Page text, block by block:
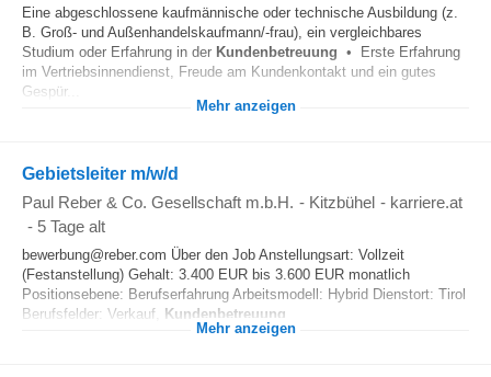
Eine abgeschlossene kaufmännische oder technische Ausbildung (z.
B. Groß- und Außenhandelskaufmann/-frau), ein vergleichbares
Studium oder Erfahrung in der Kundenbetreuung • Erste Erfahrung
im Vertriebsinnendienst, Freude am Kundenkontakt und ein gutes
Gespür...
Mehr anzeigen
Gebietsleiter m/w/d
Paul Reber & Co. Gesellschaft m.b.H. - Kitzbühel - karriere.at
- 5 Tage alt
bewerbung@reber.com Über den Job Anstellungsart: Vollzeit
(Festanstellung) Gehalt: 3.400 EUR bis 3.600 EUR monatlich
Positionsebene: Berufserfahrung Arbeitsmodell: Hybrid Dienstort: Tirol
Berufsfelder: Verkauf, Kundenbetreuung
Mehr anzeigen